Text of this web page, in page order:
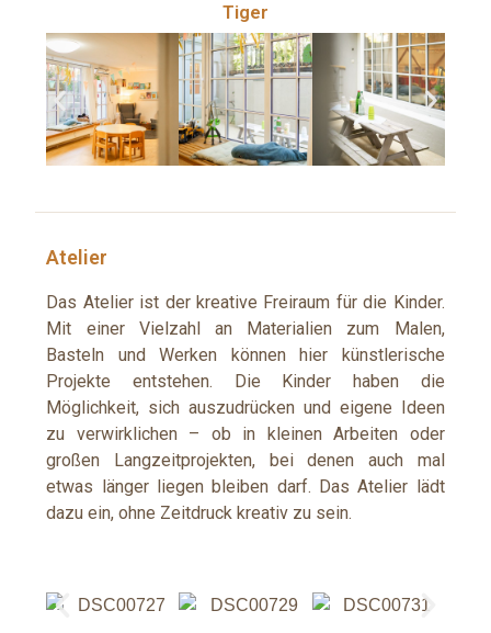
Tiger
Atelier
Das Atelier ist der kreative Freiraum für die Kinder.
Mit einer Vielzahl an Materialien zum Malen,
Basteln und Werken können hier künstlerische
Projekte entstehen. Die Kinder haben die
Möglichkeit, sich auszudrücken und eigene Ideen
zu verwirklichen – ob in kleinen Arbeiten oder
großen Langzeitprojekten, bei denen auch mal
etwas länger liegen bleiben darf. Das Atelier lädt
dazu ein, ohne Zeitdruck kreativ zu sein.